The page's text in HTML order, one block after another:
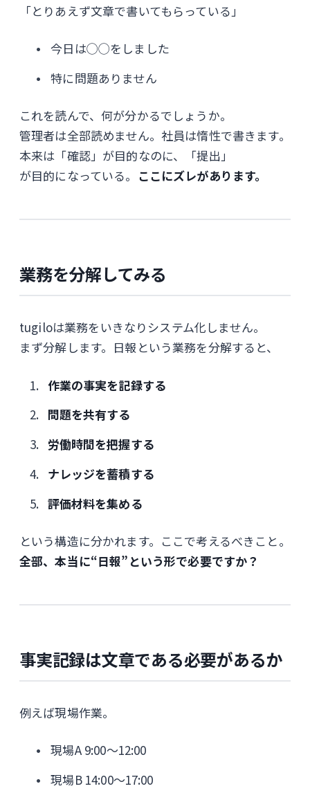
「とりあえず文章で書いてもらっている」
今日は◯◯をしました
特に問題ありません
これを読んで、何が分かるでしょうか。
管理者は全部読めません。社員は惰性で書きます。
本来は「確認」が目的なのに、「提出」
が目的になっている。 ここにズレがあります。
業務を分解してみる
tugiloは業務をいきなりシステム化しません。
まず分解します。日報という業務を分解すると、
作業の事実を記録する
問題を共有する
労働時間を把握する
ナレッジを蓄積する
評価材料を集める
という構造に分かれます。ここで考えるべきこと。
全部、本当に“日報”という形で必要ですか？
事実記録は文章である必要があるか
例えば現場作業。
現場A 9:00〜12:00
現場B 14:00〜17:00